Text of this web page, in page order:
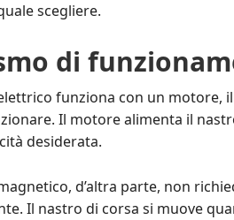
scegliere.
di
funziona con un motore,
Il motore alimenta il
desiderata.
d’altra parte, non
Il nastro di corsa si muove